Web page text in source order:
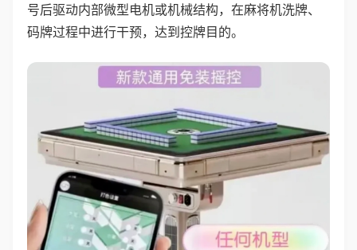
号后驱动内部微型电机或机械结构，在麻将机洗牌、
码牌过程中进行干预，达到控牌目的。